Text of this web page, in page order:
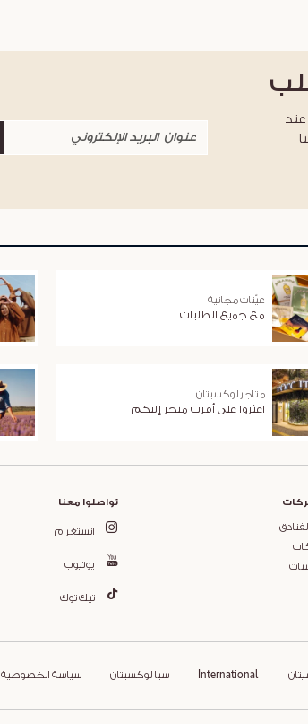
عند
عيّنات مجانية
مع جميع الطلبات
متاجر لوكسيتان
اعثروا على أقرب متجر إليكم
تواصلوا معنا
انستغرام
يوتيوب
تيك توك
International سبا لوكسيتان سياسة الخصوصية